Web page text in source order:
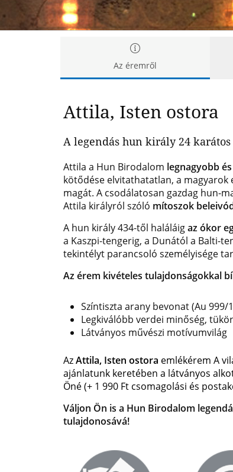
Az éremről
Attila, Isten ostora
A legendás hun király 24
Attila a Hun Birodalom legnagyobb
kötődése elvitathatatlan, a magyarok
magát. A csodálatosan gazdag hun-
Attila királyról szóló mítoszok
A hun király 434-től haláláigaz ókor
a Kaszpi-tengerig, a Dunától a Balti-
tekintélyt parancsoló személyisége
Az érem kivételes tulajdonságokkal
Színtiszta arany bevonat (Au 999/
Legkiválóbb verdei minőség,
Látványos művészi motívumvilág
AzAttila, Isten ostora emlékérem A
ajánlatunk keretében a látványos
Öné(+ 1 990 Ft csomagolási és
Váljon Ön is a Hun Birodalom
tulajdonosává!